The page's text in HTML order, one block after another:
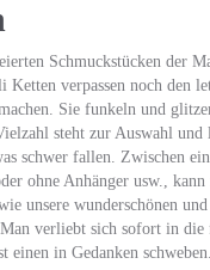
Schmuckstücken der
verpassen noch den
Sie funkeln und
steht zur Auswahl und
schwer fallen. Zwischen
ohne Anhänger usw., kann
unsere wunderschönen
verliebt sich sofort in die
einen in Gedanken